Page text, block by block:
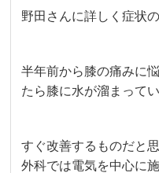
野田さんに詳しく症状
半年前から膝の痛みに
たら膝に水が溜まって
すぐ改善するものだと
外科では電気を中心に